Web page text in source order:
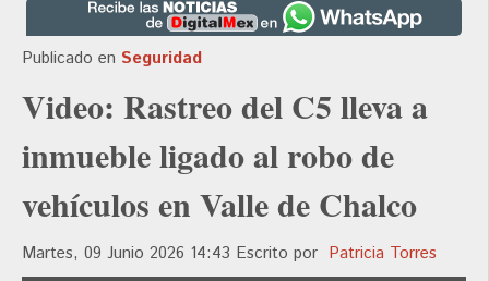
Publicado en Seguridad
Video: Rastreo del C5 lleva a
inmueble ligado al robo de
vehículos en Valle de Chalco
Martes, 09 Junio 2026 14:43 Escrito por Patricia Torres